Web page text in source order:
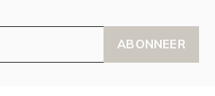
ABONNEER